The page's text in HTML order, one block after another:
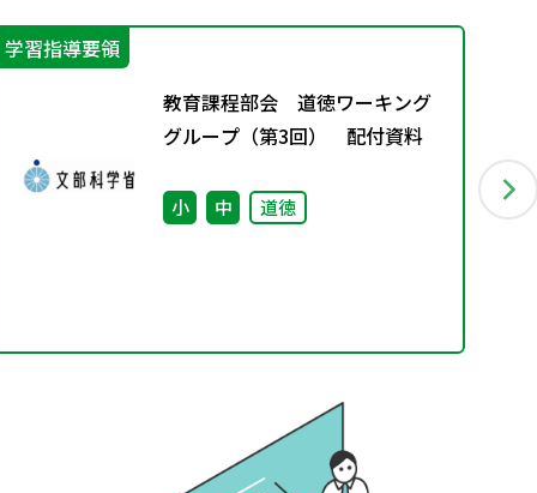
学習指導要領
教育課程部会 道徳ワーキング
グループ（第3回） 配付資料
小 中 道徳